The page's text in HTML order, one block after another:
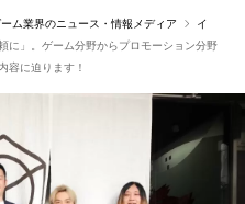
ム業界のニュース・情報メディア
イ
に」。ゲーム分野からプロモーション分野
容に迫ります！